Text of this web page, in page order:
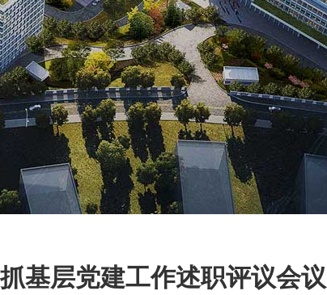
基层党建工作述职评议会议